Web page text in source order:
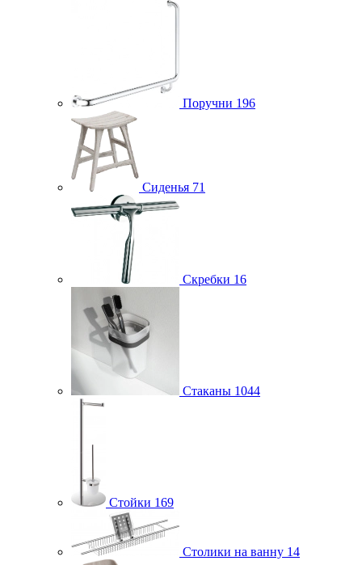
Поручни 196
Сиденья 71
Скребки 16
Стаканы 1044
Стойки 169
Столики на ванну 14